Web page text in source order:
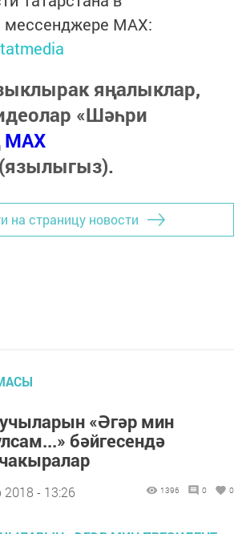
мессенджере MАХ:
яңалыклар,
«Шәһри
MAX
(язылыгыз).
на страницу новости
«Әгәр мин
бәйгесендә
- 13:26 1396 0 0